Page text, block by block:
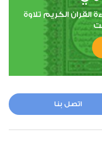
الكريم تلاوة
اتصل بنا